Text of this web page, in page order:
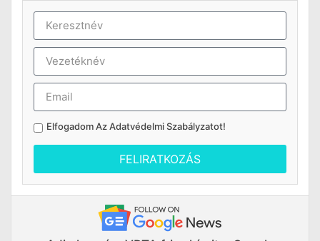
Elfogadom AzAdatvédelmi Szabályzatot!
FELIRATKOZÁS